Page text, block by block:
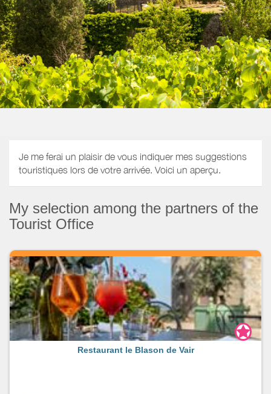
Je me ferai un plaisir de vous indiquer mes suggestions
touristiques lors de votre arrivée. Voici un aperçu.
My selection among the partners of the
Tourist Office
Restaurant le Blason de Vair